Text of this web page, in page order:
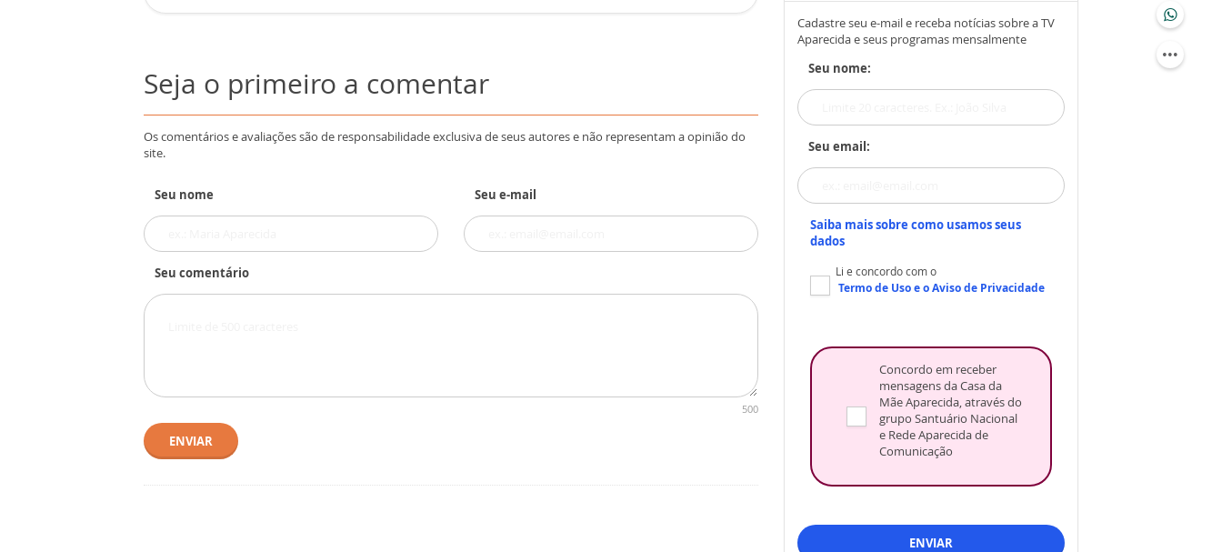
Seja o primeiro a comentar
Os comentários e avaliações são de responsabilidade exclusiva de seus autores e não representam a opinião do
site.
Seu nome Seu e-mail
Seu comentário
500
ENVIAR
Cadastre seu e-mail e receba notícias sobre a TV
Aparecida e seus programas mensalmente
Seu nome:
Seu email:
Saiba mais sobre como usamos seus
dados
Li e concordo com o
Termo de Usoe oAviso de Privacidade
Concordo em receber
mensagens da Casa da
Mãe Aparecida, através do
grupo Santuário Nacional
e Rede Aparecida de
Comunicação
ENVIAR